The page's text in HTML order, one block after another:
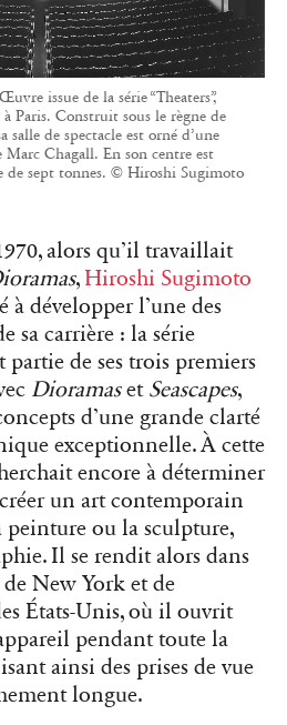
issue de la série “Theaters”,
Paris. Construit sous le règne de
de spectacle est orné d’une
Marc Chagall. En son centre est
de sept tonnes. © Hiroshi Sugimoto
alors qu’il travaillait
, Hiroshi Sugimoto
à développer l’une des
sa carrière : la série
partie de ses trois premiers
Dioramaset Seascapes,
d’une grande clarté
exceptionnelle. À cette
encore à déterminer
un art contemporain
peinture ou la sculpture,
Il se rendit alors dans
New York et de
États-Unis, où il ouvrit
pendant toute la
ainsi des prises de vue
longue.